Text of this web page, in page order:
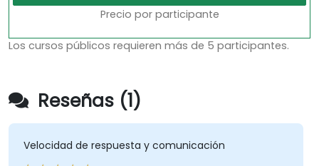
Precio por participante
Los cursos públicos requieren más de 5 participantes.
Reseñas (1)
Velocidad de respuesta y comunicación